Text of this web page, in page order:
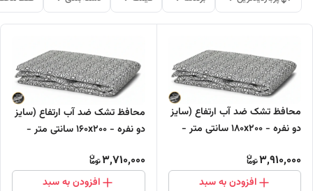
محافظ تشک ضد آب ارتفاع (سایز
دو نفره - ۱۸۰x۲۰۰ سانتی متر -
3,910,000
افزودن به سبد
محافظ تشک ضد آب ارتفاع (سایز
دو نفره - ۱۶۰x۲۰۰ سانتی متر -
3,710,000
افزودن به سبد